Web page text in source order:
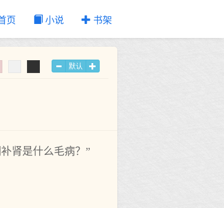
页 小说 书架
默认
肾是什么毛病？”